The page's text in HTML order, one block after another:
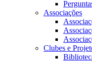
Associações
Clubes e